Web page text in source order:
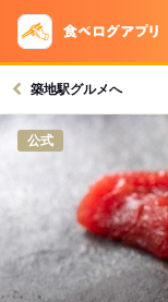
築地駅グルメへ
公式